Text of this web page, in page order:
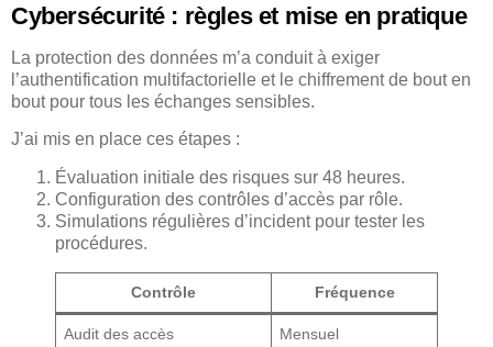
Cybersécurité : règles et mise en pratique
La protection des données m’a conduit à exiger
l’authentification multifactorielle et le chiffrement de bout en
bout pour tous les échanges sensibles.
J’ai mis en place ces étapes :
Évaluation initiale des risques sur 48 heures.
Configuration des contrôles d’accès par rôle.
Simulations régulières d’incident pour tester les
procédures.
Contrôle Fréquence
Audit des accès Mensuel